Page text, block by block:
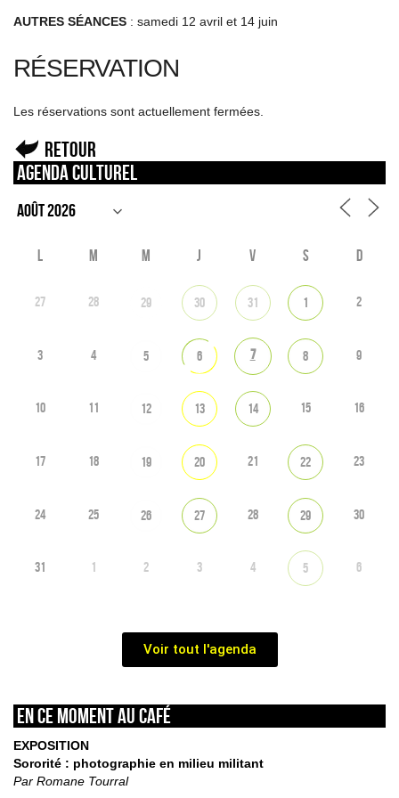
AUTRES SÉANCES : samedi 12 avril et 14 juin
RÉSERVATION
Les réservations sont actuellement fermées.
Retour
Agenda culturel
L M M J V S D
27 28 29 30 31 1 2
3 4 5 6 7 8 9
10 11 12 13 14 15 16
17 18 19 20 21 22 23
24 25 26 27 28 29 30
31 1 2 3 4 5 6
Voir tout l'agenda
En ce moment au café
EXPOSITION
Sororité : photographie en milieu militant
Par Romane Tourral